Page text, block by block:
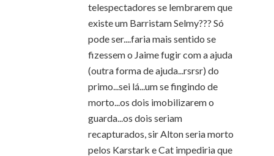
telespectadores se lembrarem que
existe um Barristam Selmy??? Só
pode ser....faria mais sentido se
fizessem o Jaime fugir com a ajuda
(outra forma de ajuda...rsrsr) do
primo...sei lá...um se fingindo de
morto...os dois imobilizarem o
guarda...os dois seriam
recapturados, sir Alton seria morto
pelos Karstark e Cat impediria que